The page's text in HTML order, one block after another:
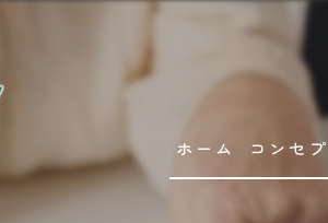
ホーム コンセ